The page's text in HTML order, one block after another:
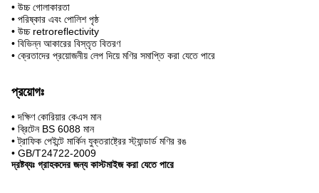
• উচ্চ গোলাকারতা
• পরিষ্কার এবং পোলিশ পৃষ্ঠ
• উচ্চ retroreflectivity
• বিভিন্ন আকারের বিস্তৃত বিতরণ
• ক্রেতাদের প্রয়োজনীয় লেপ দিয়ে মণির সমাপ্তি করা যেতে পারে
প্রয়োগঃ
• দক্ষিণ কোরিয়ার কেএস মান
• ব্রিটেন BS 6088 মান
• ট্রাফিক পেইন্টে মার্কিন যুক্তরাষ্ট্রের স্ট্যান্ডার্ড মণির রঙ
• GB/T24722-2009
দ্রষ্টব্যঃ গ্রাহকদের জন্য কাস্টমাইজ করা যেতে পারে